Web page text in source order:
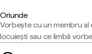
Oriunde
Vorbește cu un membru
locuiești sau ce limbă